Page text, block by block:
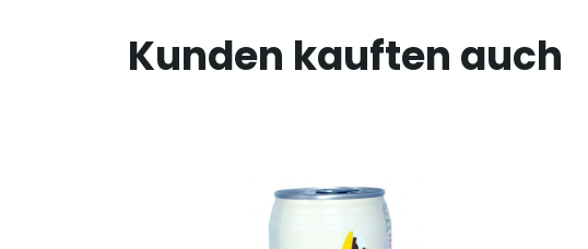
Kunden kauften auch